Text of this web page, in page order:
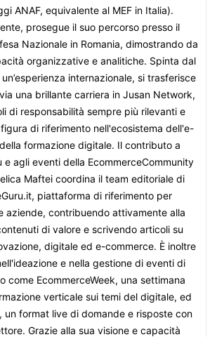
ANAF, equivalente al MEF in Italia).
prosegue il suo percorso presso il
Nazionale in Romania, dimostrando da
organizzative e analitiche. Spinta dal
internazionale, si trasferisce
una brillante carriera in Jusan Network,
di responsabilità sempre più rilevanti e
di riferimento nell'ecosistema dell'e-
formazione digitale. Il contributo a
e agli eventi della EcommerceCommunity
Maftei coordina il team editoriale di
piattaforma di riferimento per
aziende, contribuendo attivamente alla
di valore e scrivendo articoli su
digitale ed e-commerce. È inoltre
e nella gestione di eventi di
come EcommerceWeek, una settimana
verticale sui temi del digitale, ed
un format live di domande e risposte con
Grazie alla sua visione e capacità